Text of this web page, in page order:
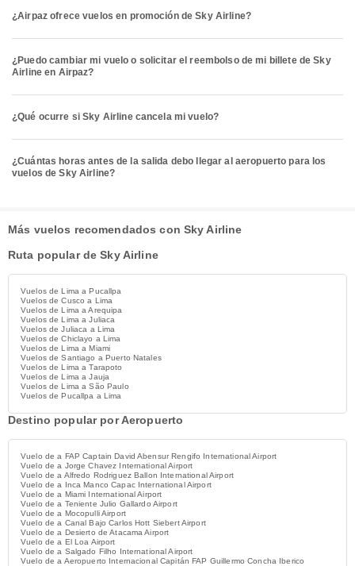
¿Airpaz ofrece vuelos en promoción de Sky Airline?
¿Puedo cambiar mi vuelo o solicitar el reembolso de mi billete de Sky
Airline en Airpaz?
¿Qué ocurre si Sky Airline cancela mi vuelo?
¿Cuántas horas antes de la salida debo llegar al aeropuerto para los
vuelos de Sky Airline?
Más vuelos recomendados con Sky Airline
Ruta popular de Sky Airline
Vuelos de Lima a Pucallpa
Vuelos de Cusco a Lima
Vuelos de Lima a Arequipa
Vuelos de Lima a Juliaca
Vuelos de Juliaca a Lima
Vuelos de Chiclayo a Lima
Vuelos de Lima a Miami
Vuelos de Santiago a Puerto Natales
Vuelos de Lima a Tarapoto
Vuelos de Lima a Jauja
Vuelos de Lima a São Paulo
Vuelos de Pucallpa a Lima
Destino popular por Aeropuerto
Vuelo de a FAP Captain David Abensur Rengifo International Airport
Vuelo de a Jorge Chavez International Airport
Vuelo de a Alfredo Rodriguez Ballon International Airport
Vuelo de a Inca Manco Capac International Airport
Vuelo de a Miami International Airport
Vuelo de a Teniente Julio Gallardo Airport
Vuelo de a Mocopulli Airport
Vuelo de a Canal Bajo Carlos Hott Siebert Airport
Vuelo de a Desierto de Atacama Airport
Vuelo de a El Loa Airport
Vuelo de a Salgado Filho International Airport
Vuelo de a Aeropuerto Internacional Capitán FAP Guillermo Concha Iberico